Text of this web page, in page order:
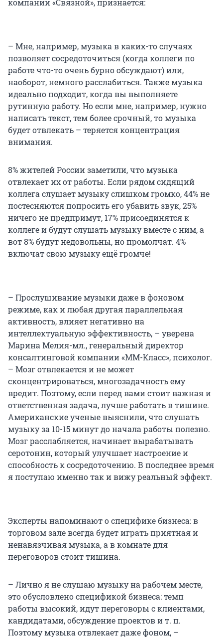
– Мне, например, музыка в каких-то случаях
позволяет сосредоточиться (когда коллеги по
работе что-то очень бурно обсуждают) или,
наоборот, немного расслабиться. Также музыка
идеально подходит, когда вы выполняете
рутинную работу. Но если мне, например, нужно
написать текст, тем более срочный, то музыка
будет отвлекать – теряется концентрация
внимания.
8% жителей России заметили, что музыка
отвлекает их от работы. Если рядом сидящий
коллега слушает музыку слишком громко, 44% не
постесняются попросить его убавить звук, 25%
ничего не предпримут, 17% присоединятся к
коллеге и будут слушать музыку вместе с ним, а
вот 8% будут недовольны, но промолчат. 4%
включат свою музыку ещё громче!
– Прослушивание музыки даже в фоновом
режиме, как и любая другая параллельная
активность, влияет негативно на
интеллектуальную эффективность, – уверена
Марина Мелия-мл., генеральный директор
консалтинговой компании «ММ-Класс», психолог.
– Мозг отвлекается и не может
сконцентрироваться, многозадачность ему
вредит. Поэтому, если перед вами стоит важная и
ответственная задача, лучше работать в тишине.
Американские ученые выяснили, что слушать
музыку за 10-15 минут до начала работы полезно.
Мозг расслабляется, начинает вырабатывать
серотонин, который улучшает настроение и
способность к сосредоточению. В последнее время
я поступаю именно так и вижу реальный эффект.
Эксперты напоминают о специфике бизнеса: в
торговом зале всегда будет играть приятная и
ненавязчивая музыка, а в комнате для
переговоров стоит тишина.
– Лично я не слушаю музыку на рабочем месте,
это обусловлено спецификой бизнеса: темп
работы высокий, идут переговоры с клиентами,
кандидатами, обсуждение проектов и т. п.
Поэтому музыка отвлекает даже фоном, –